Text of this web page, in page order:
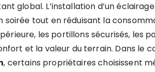
global. L’installation d’un éclairage
tout en réduisant la
les portillons sécurisés, les
et la valeur du terrain. Dans le
, certains propriétaires choisissent